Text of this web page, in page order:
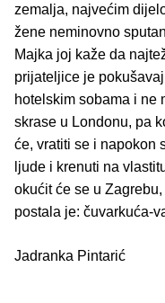
zemalja, najvećim
žene neminovno
Majka joj kaže da
prijateljice je
hotelskim sobama i ne
skrase u Londonu, pa
će, vratiti se i napokon
ljude i krenuti na
okućit će se u
postala je: čuvarkuća-
Jadranka Pintarić